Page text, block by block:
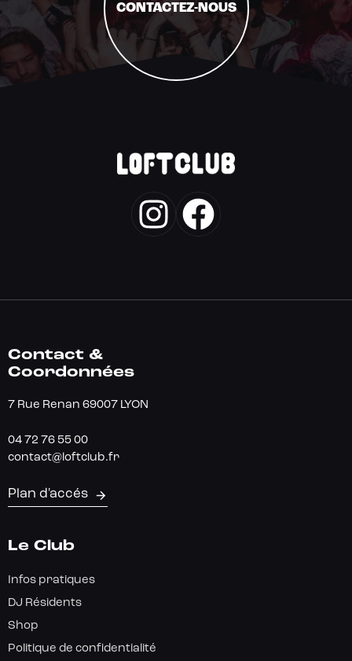
CONTACTEZ-NOUS
Contact &
Coordonnées
7 Rue Renan 69007 LYON
04 72 76 55 00
contact@loftclub.fr
Plan d'accés
Le Club
Infos pratiques
DJ Résidents
Shop
Politique de confidentialité